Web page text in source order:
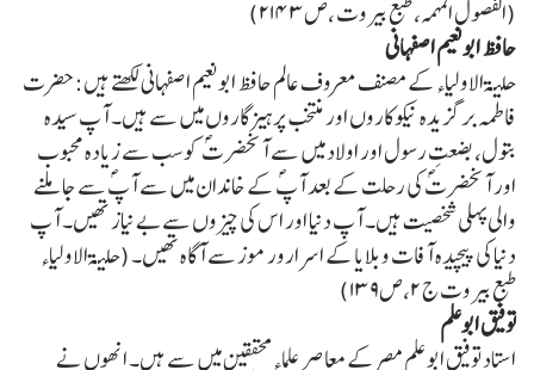
(الفصول المہمہ، طبع بیروت ،ص۲۱۴۳)
حافظ ابونعیم اصفہانی
حلیۃ الاولیاء کے مصنف معروف عالم حافظ ابونعیم اصفہانی لکھتے ہیں: حضرت
فاطمہ برگزیدہ نیکوکاروں اور منتخب پرہیزگاروں میں سے ہیں۔ آپ سیدہ
بتول، بضعتِ رسول اور اولاد میں سے آنحضرتؐ کو سب سے زیادہ محبوب
اور آنحضرتؐ کی رحلت کے بعد آپؐ کے خاندان میں سے آپؐ سے جاملنے
والی پہلی شخصیت ہیں۔ آپ دنیا اور اس کی چیزوں سے بے نیاز تھیں۔ آپ
دنیا کی پیچیدہ آفات وبلایا کے اسرارور موز سے آگاہ تھیں۔ (حلیۃ الاولیاء
طبع بیروت ج ۲،ص۱۳۹)
توفیق ابوعلم
استاد توفیق ابو علم مصر کے معاصر علماء محققین میں سے ہیں۔ انھوں نے